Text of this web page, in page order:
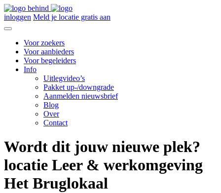
inloggen Meld je locatie gratis aan
Voor zoekers
Voor aanbieders
Voor begeleiders
Info
Uitlegvideo’s
Pakket up-/downgrade
Aanmelden nieuwsbrief
Blog
Over
Contact
Wordt dit jouw nieuwe plek?
locatie Leer & werkomgeving
Het Bruglokaal